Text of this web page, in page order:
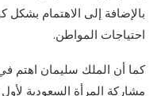
بالإضافة إلى الاهتمام
احتياجات المواطن.
كما أن الملك سليمان اهتم في
مشاركة المرأة السعودية